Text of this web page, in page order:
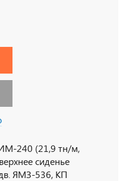
240 (21,9 тн/м,
сиденье
ЯМЗ-536, КП